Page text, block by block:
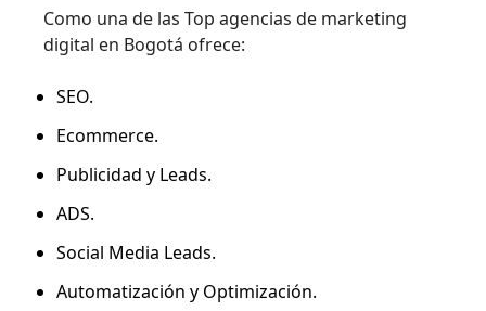
Como una de las Top agencias de marketing
digital en Bogotá ofrece:
SEO.
Ecommerce.
Publicidad y Leads.
ADS.
Social Media Leads.
Automatización y Optimización.